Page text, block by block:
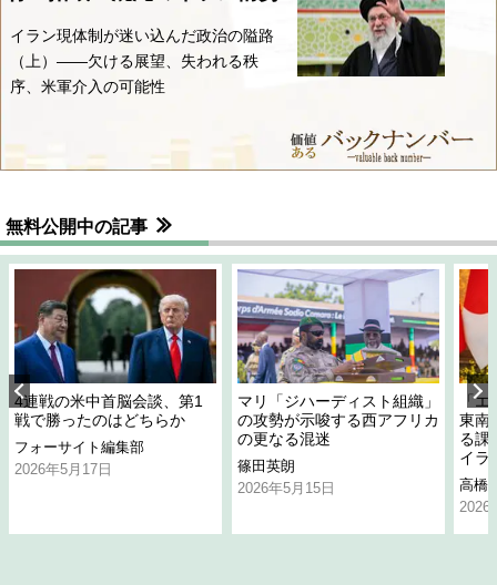
イラン現体制が迷い込んだ政治の隘路
（上）――欠ける展望、失われる秩
序、米軍介入の可能性
無料公開中の記事
4連戦の米中首脳会談、第1
戦で勝ったのはどちらか
フォーサイト編集部
2026年5月17日
マリ「ジハーディスト組織」
の攻勢が示唆する西アフリカ
の更なる混迷
篠田英朗
2026年5月15日
「
東南
る課
イラ
高橋
2026